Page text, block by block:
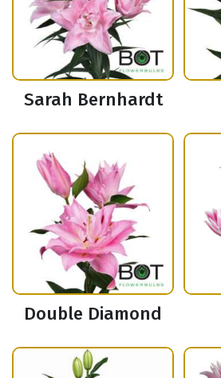
Sarah Bernhardt
Double Diamond